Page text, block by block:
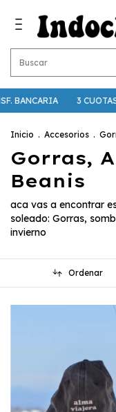
3 CUOTAS
Inicio . Accesorios .
Gorras,
Beanis
aca vas a encontrar
soleado: Gorras,
invierno
Ordenar